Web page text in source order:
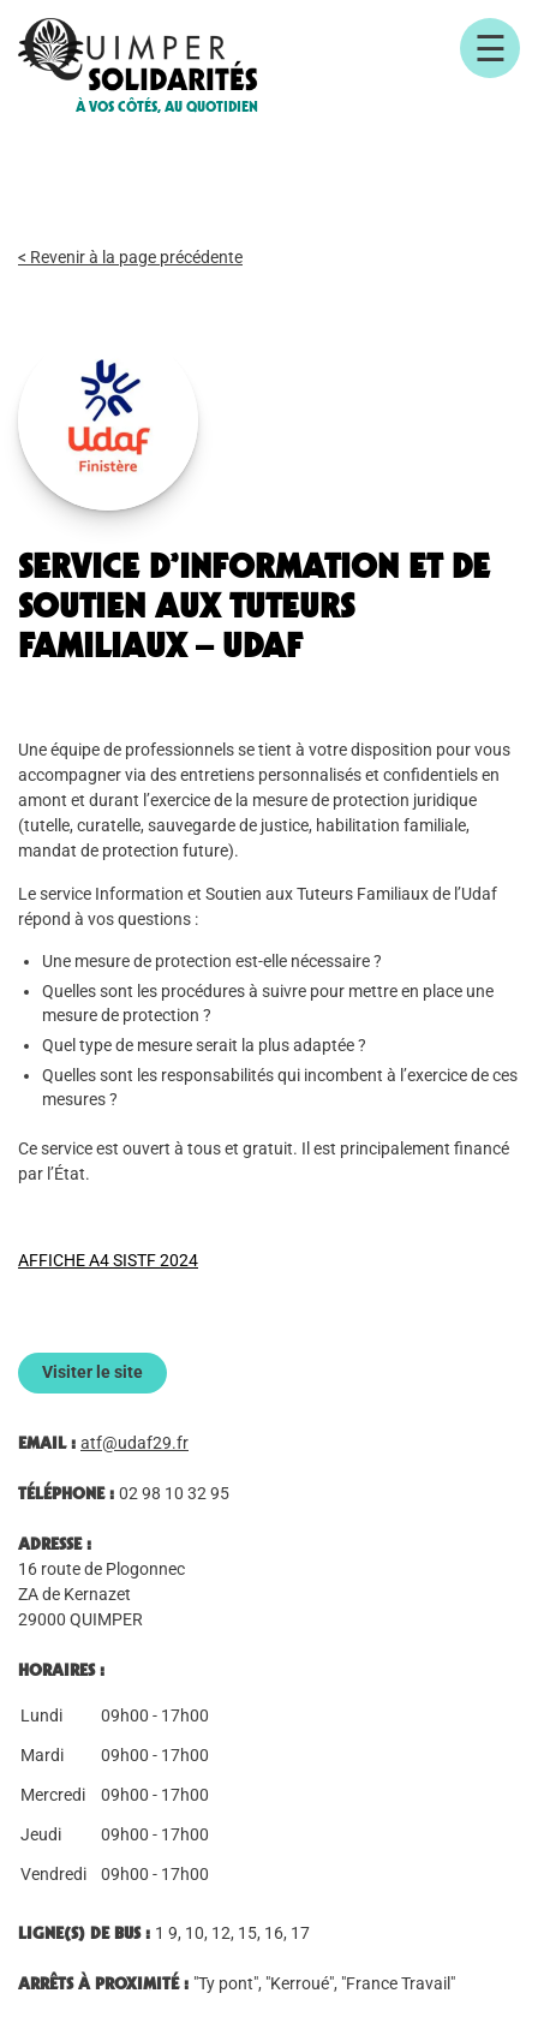
☰
À VOS CÔTÉS, AU QUOTIDIEN
< Revenir à la page précédente
SERVICE D’INFORMATION ET DE
SOUTIEN AUX TUTEURS
FAMILIAUX – UDAF
Une équipe de professionnels se tient à votre disposition pour vous
accompagner via des entretiens personnalisés et confidentiels en
amont et durant l’exercice de la mesure de protection juridique
(tutelle, curatelle, sauvegarde de justice, habilitation familiale,
mandat de protection future).
Le service Information et Soutien aux Tuteurs Familiaux de l’Udaf
répond à vos questions :
Une mesure de protection est-elle nécessaire ?
Quelles sont les procédures à suivre pour mettre en place une
mesure de protection ?
Quel type de mesure serait la plus adaptée ?
Quelles sont les responsabilités qui incombent à l’exercice de ces
mesures ?
Ce service est ouvert à tous et gratuit. Il est principalement financé
par l’État.
AFFICHE A4 SISTF 2024
Visiter le site
EMAIL : atf@udaf29.fr
TÉLÉPHONE : 02 98 10 32 95
ADRESSE :
16 route de Plogonnec
ZA de Kernazet
29000 QUIMPER
HORAIRES :
Lundi
09h00 - 17h00
Mardi
09h00 - 17h00
Mercredi
09h00 - 17h00
Jeudi
09h00 - 17h00
Vendredi
09h00 - 17h00
LIGNE(S) DE BUS : 1 9, 10, 12, 15, 16, 17
ARRÊTS À PROXIMITÉ : "Ty pont", "Kerroué", "France Travail"